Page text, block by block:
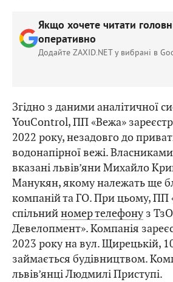
Якщо хочете читати
оперативно
Додайте ZAXID.NET у вибрані в
Згідно з даними аналітичної
YouControl, ПП «Вежа»
2022 року, незадовго до
водонапірної вежі.
вказані львів’яни Михайло
Манукян, якому належать ще
компаній та ГО. При цьому, ПП
спільнийномер телефонуз
Девелопмент». Компанія
2023 року на вул. Щирецькій,
займається будівництвом.
львів’янці Людмилі Приступі.